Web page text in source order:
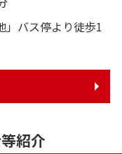
」バス停より徒歩1
紹介